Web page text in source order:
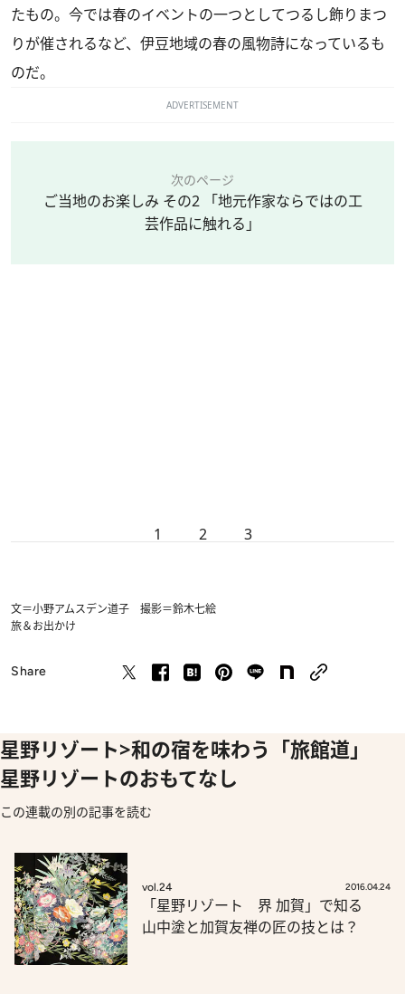
たもの。今では春のイベントの一つとしてつるし飾りまつ
りが催されるなど、伊豆地域の春の風物詩になっているも
のだ。
ADVERTISEMENT
次のページ
ご当地のお楽しみ その2 「地元作家ならではの工
芸作品に触れる」
1 2 3
文＝小野アムスデン道子 撮影＝鈴木七絵
旅＆お出かけ
Share
星野リゾート>和の宿を味わう「旅館道」
星野リゾートのおもてなし
この連載の別の記事を読む
vol.24 2016.04.24
「星野リゾート 界 加賀」で知る
山中塗と加賀友禅の匠の技とは？